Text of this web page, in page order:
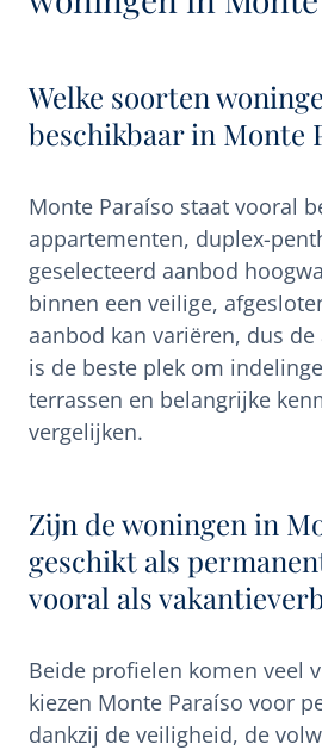
Welke soorten
beschikbaar in Monte
Monte Paraíso staat vooral
appartementen, duplex-
geselecteerd aanbod
binnen een veilige,
aanbod kan variëren, dus
is de beste plek om
terrassen en belangrijke
vergelijken.
Zijn de woningen in
geschikt als
vooral als
Beide profielen komen veel
kiezen Monte Paraíso voor
dankzij de veiligheid, de